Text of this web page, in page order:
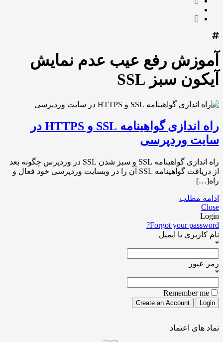
آموزش رفع عیب عدم نمایش
آیکون سبز SSL
راه اندازی گواهینامه SSL و HTTPS در
سایت وردپرسی
راه اندازی گواهینامه SSL و سبز شدن SSL در وردپرس چگونه بعد
از دریافت گواهینامه SSL آن را در وبسایت وردپرسی خود فعال و
راه[…]
ادامه مطلب
Close
Login
Forgot your password?
نام کاربری یا ایمیل
*
رمز عبور
*
Remember me
نماد های اعتماد